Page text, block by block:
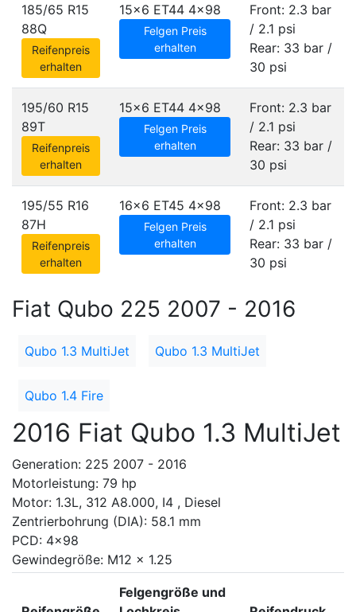
185/65 R15
88Q
Reifenpreis
erhalten
15x6 ET44 4x98
Felgen Preis
erhalten
Front: 2.3 bar
/ 2.1 psi
Rear: 33 bar /
30 psi
195/60 R15
89T
Reifenpreis
erhalten
15x6 ET44 4x98
Felgen Preis
erhalten
Front: 2.3 bar
/ 2.1 psi
Rear: 33 bar /
30 psi
195/55 R16
87H
Reifenpreis
erhalten
16x6 ET45 4x98
Felgen Preis
erhalten
Front: 2.3 bar
/ 2.1 psi
Rear: 33 bar /
30 psi
Fiat Qubo 225 2007 - 2016
Qubo 1.3 MultiJet Qubo 1.3 MultiJet
Qubo 1.4 Fire
2016 Fiat Qubo 1.3 MultiJet
Generation: 225 2007 - 2016
Motorleistung: 79 hp
Motor: 1.3L, 312 A8.000, I4 , Diesel
Zentrierbohrung (DIA): 58.1 mm
PCD: 4x98
Gewindegröße: M12 x 1.25
Felgengröße und